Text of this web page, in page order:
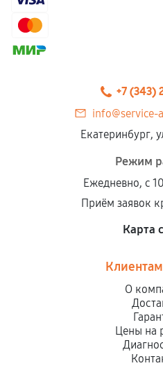
+7 (343)
info@service-
Екатеринбург,
Режим
Ежедневно, с
Приём заявок
Карта
О
Цены на